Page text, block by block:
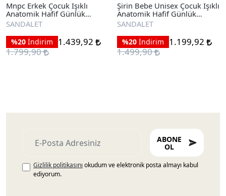
Mnpc Erkek Çocuk Işıklı
Anatomik Hafif Günlük
Sandalet
SANDALET
%20 İndirim
1.439,92
1.799,90
Şirin Bebe Unisex Çocuk Işıklı
Anatomik Hafif Günlük
Sandalet
SANDALET
%20 İndirim
1.199,92
1.499,90
ABONE
OL
Gizlilik politikasını okudum ve elektronik posta almayı kabul
ediyorum.